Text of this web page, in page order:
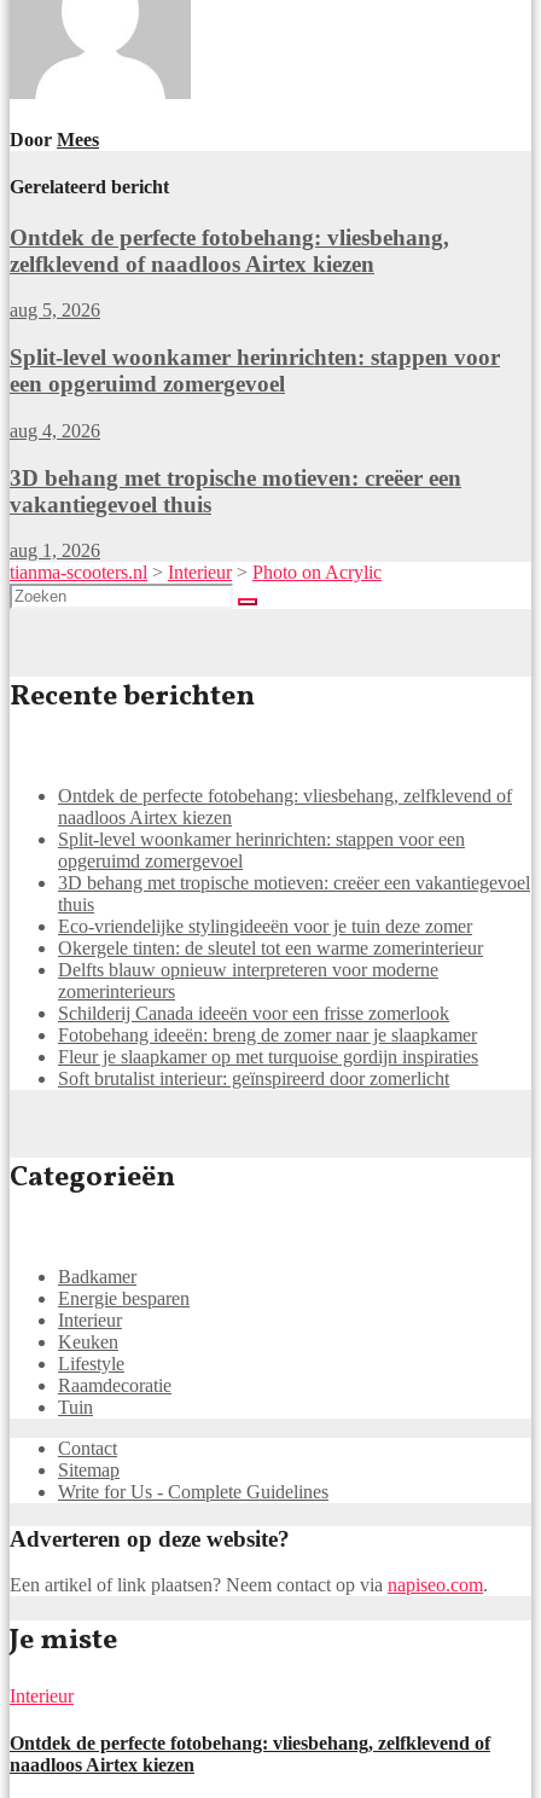
Door Mees
Gerelateerd bericht
Ontdek de perfecte fotobehang: vliesbehang,
zelfklevend of naadloos Airtex kiezen
aug 5, 2026
Split-level woonkamer herinrichten: stappen voor
een opgeruimd zomergevoel
aug 4, 2026
3D behang met tropische motieven: creëer een
vakantiegevoel thuis
aug 1, 2026
tianma-scooters.nl > Interieur> Photo on Acrylic
Recente berichten
Ontdek de perfecte fotobehang: vliesbehang, zelfklevend of
naadloos Airtex kiezen
Split-level woonkamer herinrichten: stappen voor een
opgeruimd zomergevoel
3D behang met tropische motieven: creëer een vakantiegevoel
thuis
Eco-vriendelijke stylingideeën voor je tuin deze zomer
Okergele tinten: de sleutel tot een warme zomerinterieur
Delfts blauw opnieuw interpreteren voor moderne
zomerinterieurs
Schilderij Canada ideeën voor een frisse zomerlook
Fotobehang ideeën: breng de zomer naar je slaapkamer
Fleur je slaapkamer op met turquoise gordijn inspiraties
Soft brutalist interieur: geïnspireerd door zomerlicht
Categorieën
Badkamer
Energie besparen
Interieur
Keuken
Lifestyle
Raamdecoratie
Tuin
Contact
Sitemap
Write for Us - Complete Guidelines
Adverteren op deze website?
Een artikel of link plaatsen? Neem contact op via napiseo.com.
Je miste
Interieur
Ontdek de perfecte fotobehang: vliesbehang, zelfklevend of
naadloos Airtex kiezen